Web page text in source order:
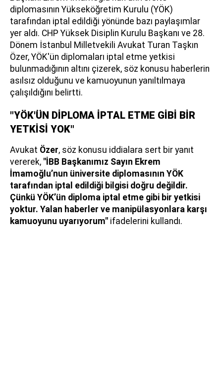
diplomasının Yükseköğretim Kurulu (YÖK)
tarafından iptal edildiği yönünde bazı paylaşımlar
yer aldı. CHP Yüksek Disiplin Kurulu Başkanı ve 28.
Dönem İstanbul Milletvekili Avukat Turan Taşkın
Özer, YÖK'ün diplomaları iptal etme yetkisi
bulunmadığının altını çizerek, söz konusu haberlerin
asılsız olduğunu ve kamuoyunun yanıltılmaya
çalışıldığını belirtti.
"YÖK'ÜN DİPLOMA İPTAL ETME GİBİ BİR
YETKİSİ YOK"
Avukat Özer, söz konusu iddialara sert bir yanıt
vererek, "İBB Başkanımız Sayın Ekrem
İmamoğlu’nun üniversite diplomasının YÖK
tarafından iptal edildiği bilgisi doğru değildir.
Çünkü YÖK’ün diploma iptal etme gibi bir yetkisi
yoktur. Yalan haberler ve manipülasyonlara karşı
kamuoyunu uyarıyorum" ifadelerini kullandı.